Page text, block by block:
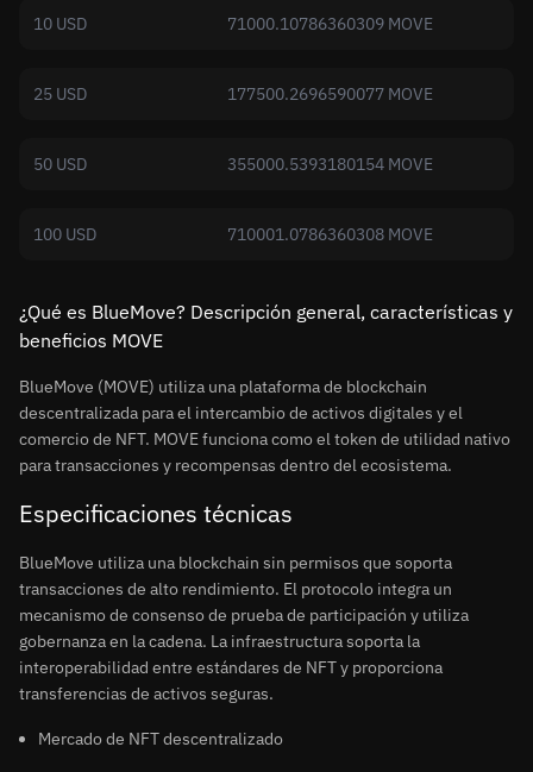
10 USD 71000.10786360309 MOVE
25 USD 177500.2696590077 MOVE
50 USD 355000.5393180154 MOVE
100 USD 710001.0786360308 MOVE
¿Qué es BlueMove? Descripción general, características y
beneficios MOVE
BlueMove (MOVE) utiliza una plataforma de blockchain
descentralizada para el intercambio de activos digitales y el
comercio de NFT. MOVE funciona como el token de utilidad nativo
para transacciones y recompensas dentro del ecosistema.
Especificaciones técnicas
BlueMove utiliza una blockchain sin permisos que soporta
transacciones de alto rendimiento. El protocolo integra un
mecanismo de consenso de prueba de participación y utiliza
gobernanza en la cadena. La infraestructura soporta la
interoperabilidad entre estándares de NFT y proporciona
transferencias de activos seguras.
Mercado de NFT descentralizado